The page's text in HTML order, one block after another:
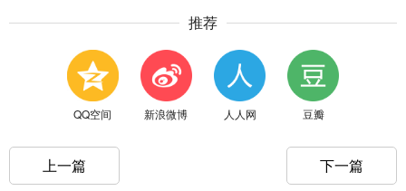
推荐
QQ空间 新浪微博 人人网 豆瓣
上一篇 下一篇